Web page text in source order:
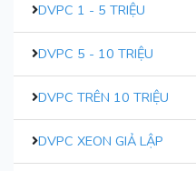
DVPC 1 - 5 TRIỆU
DVPC 5 - 10 TRIỆU
DVPC TRÊN 10 TRIỆU
DVPC XEON GIẢ LẬP